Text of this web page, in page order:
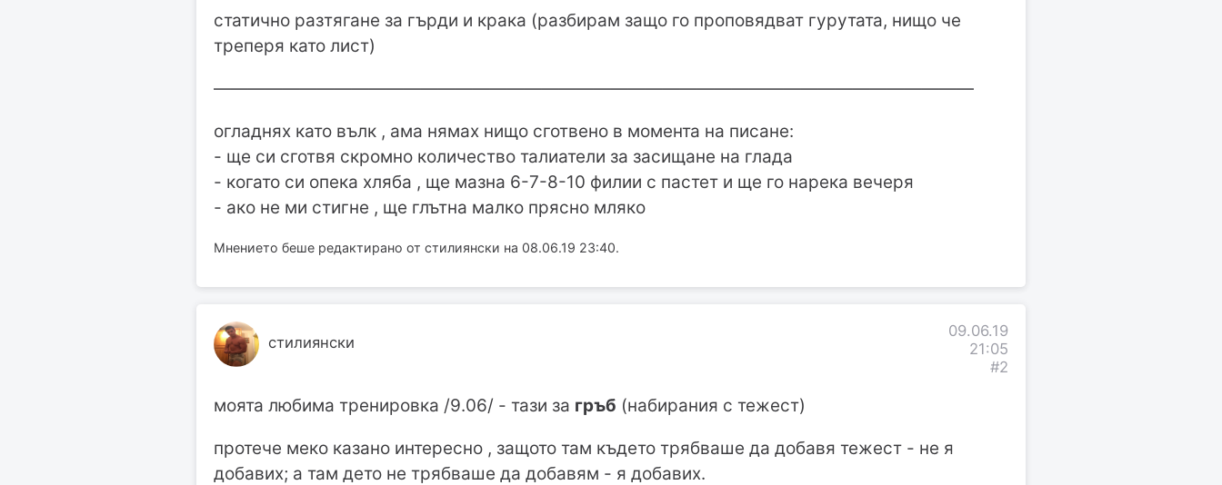
статично разтягане за гърди и крака (разбирам защо го проповядват гурутата, нищо че
треперя като лист)
————————————————————————————————————————————
огладнях като вълк , ама нямах нищо сготвено в момента на писане:
- ще си сготвя скромно количество талиатели за засищане на глада
- когато си опека хляба , ще мазна 6-7-8-10 филии с пастет и ще го нарека вечеря
- ако не ми стигне , ще глътна малко прясно мляко
Мнението беше редактирано от стилиянски на 08.06.19 23:40.
стилиянски
09.06.19
21:05
#2
моята любима тренировка /9.06/ - тази за гръб (набирания с тежест)
протече меко казано интересно , защото там където трябваше да добавя тежест - не я
добавих; а там дето не трябваше да добавям - я добавих.